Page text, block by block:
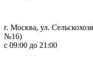
г. Москва, ул.
№16)
с 09:00 до 21:00